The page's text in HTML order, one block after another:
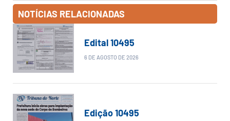
NOTÍCIAS RELACIONADAS
Edital 10495
6 DE AGOSTO DE 2026
Edição 10495